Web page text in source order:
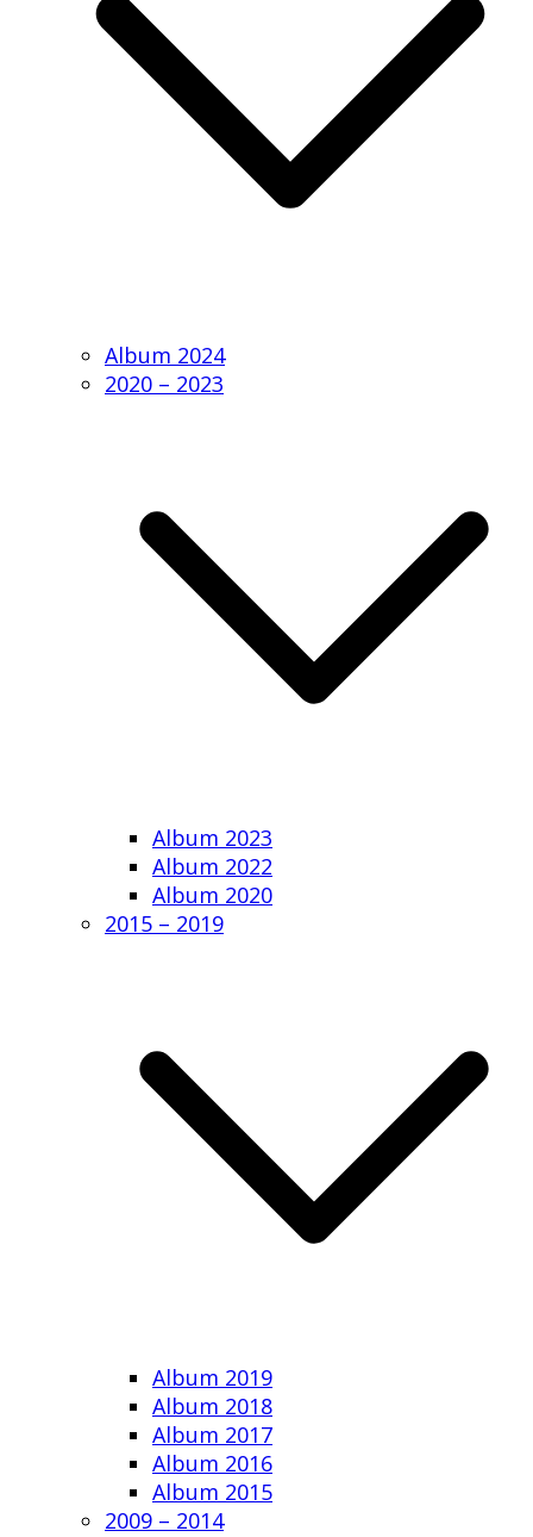
Album 2024
2020 – 2023
Album 2023
Album 2022
Album 2020
2015 – 2019
Album 2019
Album 2018
Album 2017
Album 2016
Album 2015
2009 – 2014